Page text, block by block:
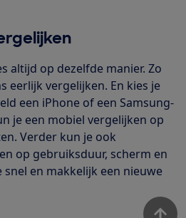
altijd op dezelfde manier. Zo
eerlijk vergelijken. En kies je
een iPhone of een Samsung-
je een mobiel vergelijken op
Verder kun je ook
op gebruiksduur, scherm en
en makkelijk een nieuwe